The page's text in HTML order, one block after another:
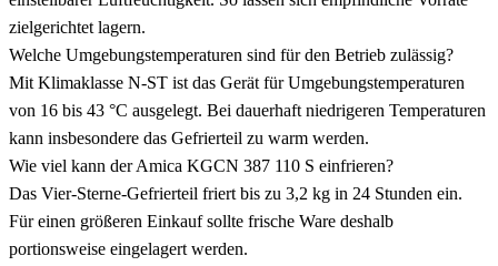
zielgerichtet lagern.
Welche Umgebungstemperaturen sind für den Betrieb zulässig?
Mit Klimaklasse N-ST ist das Gerät für Umgebungstemperaturen
von 16 bis 43 °C ausgelegt. Bei dauerhaft niedrigeren Temperaturen
kann insbesondere das Gefrierteil zu warm werden.
Wie viel kann der Amica KGCN 387 110 S einfrieren?
Das Vier-Sterne-Gefrierteil friert bis zu 3,2 kg in 24 Stunden ein.
Für einen größeren Einkauf sollte frische Ware deshalb
portionsweise eingelagert werden.